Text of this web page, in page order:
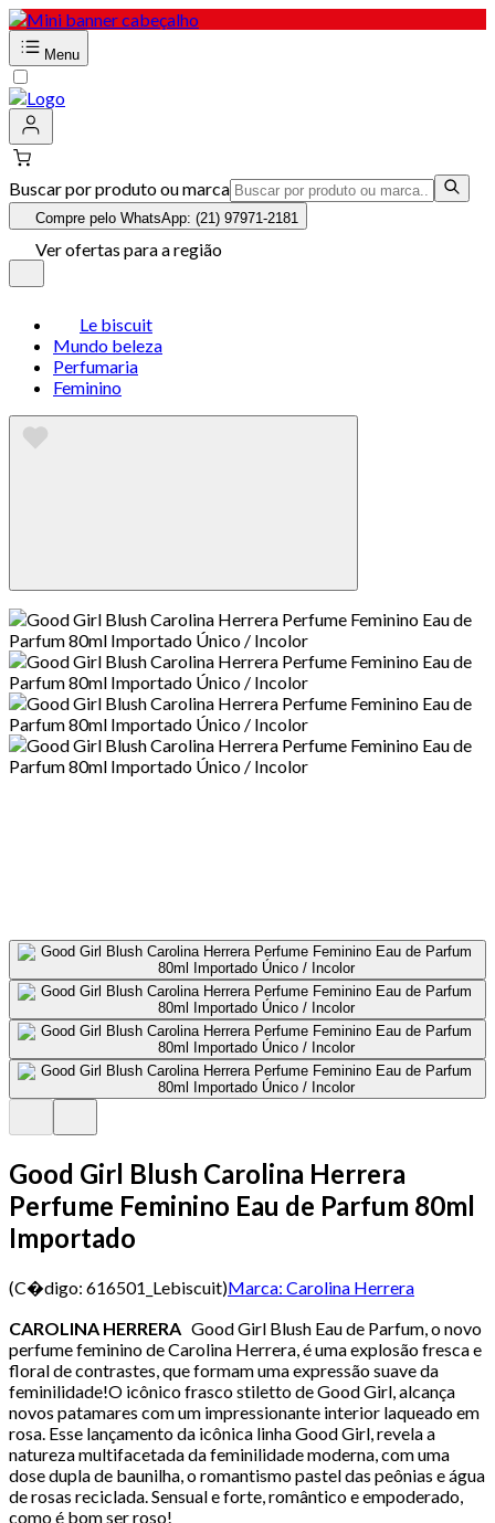
Menu
Buscar por produto ou marca
Compre pelo WhatsApp: (21) 97971-2181
Ver ofertas para a região
Le biscuit
Mundo beleza
Perfumaria
Feminino
Good Girl Blush Carolina Herrera
Perfume Feminino Eau de Parfum 80ml
Importado
(C�digo: 616501_Lebiscuit)Marca: Carolina Herrera
CAROLINA HERRERA Good Girl Blush Eau de Parfum, o novo
perfume feminino de Carolina Herrera, é uma explosão fresca e
floral de contrastes, que formam uma expressão suave da
feminilidade!O icônico frasco stiletto de Good Girl, alcança
novos patamares com um impressionante interior laqueado em
rosa. Esse lançamento da icônica linha Good Girl, revela a
natureza multifacetada da feminilidade moderna, com uma
dose dupla de baunilha, o romantismo pastel das peônias e água
de rosas reciclada. Sensual e forte, romântico e empoderado,
como é bom ser roso!